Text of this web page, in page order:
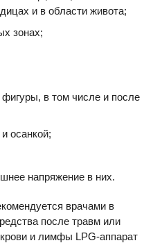
и в области живота;
зонах;
в том числе и после
осанкой;
напряжение в них.
врачами в
после травм или
и лимфы LPG-аппарат